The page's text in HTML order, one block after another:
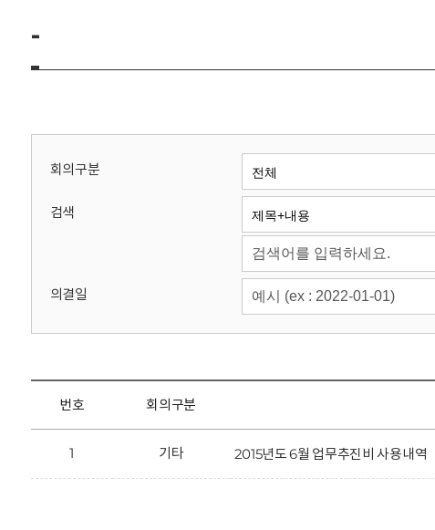
위
회
-
회의구분
검색
의결일
번호 회의구분
1 기타 2015년도 6월 업무추진비 사용내역